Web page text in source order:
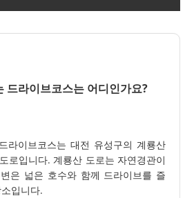
드라이브코스는 어디인가요?
라이브코스는 대전 유성구의 계룡산
로입니다. 계룡산 도로는 자연경관이
은 넓은 호수와 함께 드라이브를 즐
입니다.